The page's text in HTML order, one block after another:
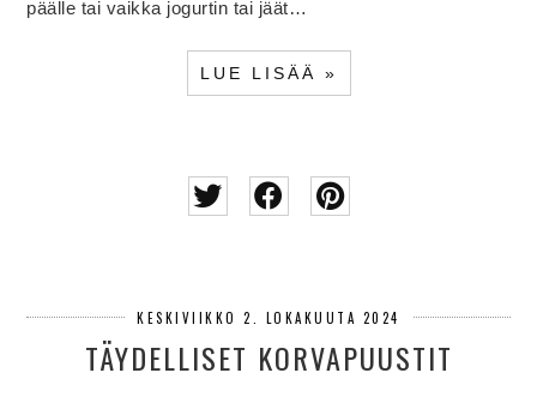
päälle tai vaikka jogurtin tai jäät…
LUE LISÄÄ »
KESKIVIIKKO 2. LOKAKUUTA 2024
TÄYDELLISET KORVAPUUSTIT